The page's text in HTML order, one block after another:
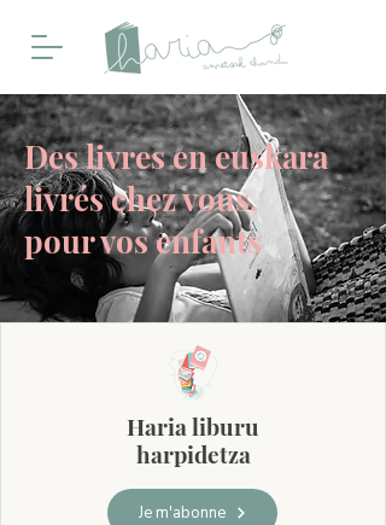
Des livres en euskara
livrés chez vous,
pour vos enfants
Haria liburu
harpidetza
Je m'abonne